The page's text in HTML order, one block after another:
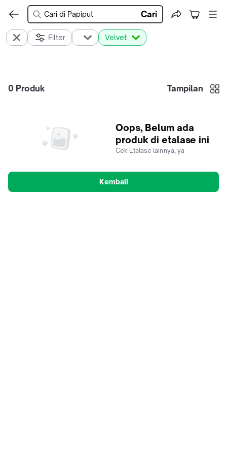
Cari
Filter Velvet
0 Produk Tampilan
Oops, Belum ada
produk di etalase ini
Cek Etalase lainnya, ya
Kembali